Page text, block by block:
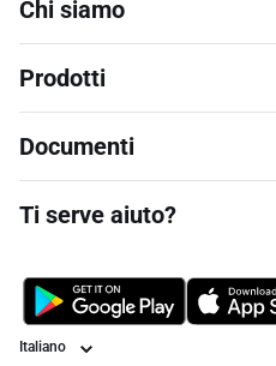
Chi siamo
Prodotti
Documenti
Ti serve aiuto?
Lingua